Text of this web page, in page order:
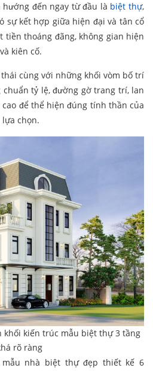
đến ngay từ đầu là biệt thự,
sự kết hợp giữa hiện đại và tân cổ
tiền thoáng đãng, không gian hiện
kiên cố.
cùng với những khối vòm bố trí
chuẩn tỷ lệ, đường gờ trang trí, lan
để thể hiện đúng tính thần của
chọn.
khối kiến trúc mẫu biệt thự 3 tầng
rõ ràng
mẫu nhà biệt thự đẹp thiết kế 6